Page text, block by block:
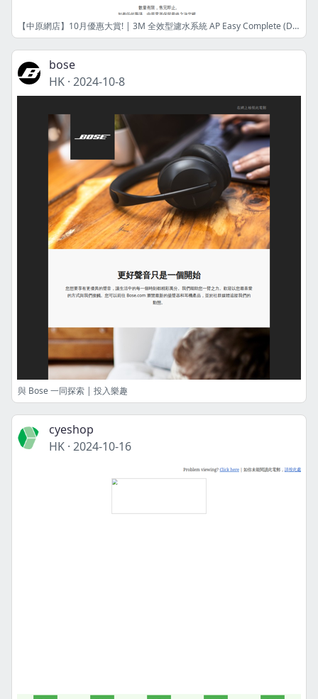
【中原網店】10月優惠大賞! | 3M 全效型濾水系統 AP Easy Complete (DIY 自行安裝分流器) | 港幣1269 元 | 限量8件! | 網店限定
bose
HK · 2024-10-8
與 Bose 一同探索 | 投入樂趣
cyeshop
HK · 2024-10-16